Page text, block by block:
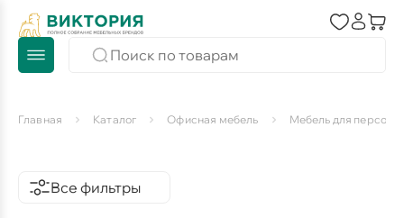
Главная Каталог Офисная мебель Мебель для
Все фильтры